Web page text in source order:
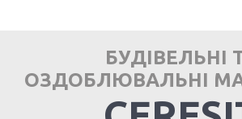
БУДІВЕЛЬНІ
ОЗДОБЛЮВАЛЬНІ